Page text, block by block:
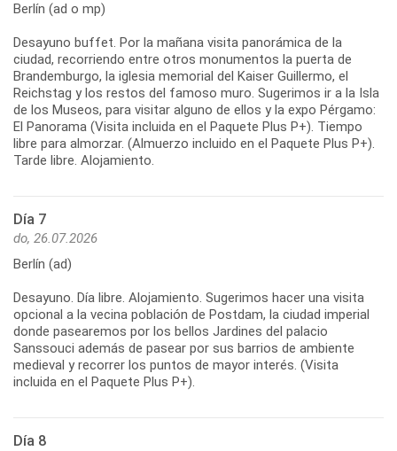
Berlín (ad o mp)
Desayuno buffet. Por la mañana visita panorámica de la
ciudad, recorriendo entre otros monumentos la puerta de
Brandemburgo, la iglesia memorial del Kaiser Guillermo, el
Reichstag y los restos del famoso muro. Sugerimos ir a la Isla
de los Museos, para visitar alguno de ellos y la expo Pérgamo:
El Panorama (Visita incluida en el Paquete Plus P+). Tiempo
libre para almorzar. (Almuerzo incluido en el Paquete Plus P+).
Tarde libre. Alojamiento.
Día 7
do, 26.07.2026
Berlín (ad)
Desayuno. Día libre. Alojamiento. Sugerimos hacer una visita
opcional a la vecina población de Postdam, la ciudad imperial
donde pasearemos por los bellos Jardines del palacio
Sanssouci además de pasear por sus barrios de ambiente
medieval y recorrer los puntos de mayor interés. (Visita
incluida en el Paquete Plus P+).
Día 8